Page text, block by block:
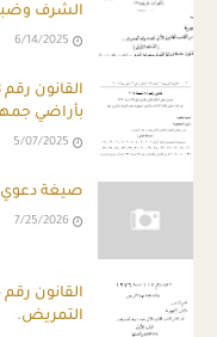
الشرف
6/14/2025
بأراضي
5/07/2025
صيغة دعوي
7/25/2026
التمريض.